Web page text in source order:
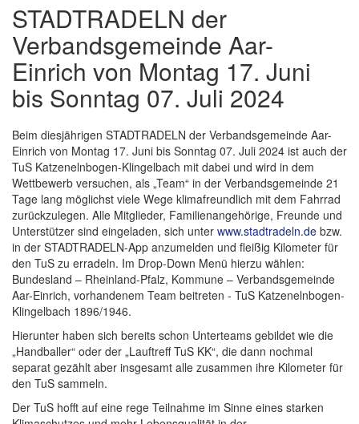
STADTRADELN der
Verbandsgemeinde Aar-
Einrich von Montag 17. Juni
bis Sonntag 07. Juli 2024
Beim diesjährigen STADTRADELN der Verbandsgemeinde Aar-
Einrich von Montag 17. Juni bis Sonntag 07. Juli 2024 ist auch der
TuS Katzenelnbogen-Klingelbach mit dabei und wird in dem
Wettbewerb versuchen, als „Team“ in der Verbandsgemeinde 21
Tage lang möglichst viele Wege klimafreundlich mit dem Fahrrad
zurückzulegen. Alle Mitglieder, Familienangehörige, Freunde und
Unterstützer sind eingeladen, sich unter www.stadtradeln.de bzw.
in der STADTRADELN-App anzumelden und fleißig Kilometer für
den TuS zu erradeln. Im Drop-Down Menü hierzu wählen:
Bundesland – Rheinland-Pfalz, Kommune – Verbandsgemeinde
Aar-Einrich, vorhandenem Team beitreten - TuS Katzenelnbogen-
Klingelbach 1896/1946.
Hierunter haben sich bereits schon Unterteams gebildet wie die
„Handballer“ oder der „Lauftreff TuS KK“, die dann nochmal
separat gezählt aber insgesamt alle zusammen ihre Kilometer für
den TuS sammeln.
Der TuS hofft auf eine rege Teilnahme im Sinne eines starken